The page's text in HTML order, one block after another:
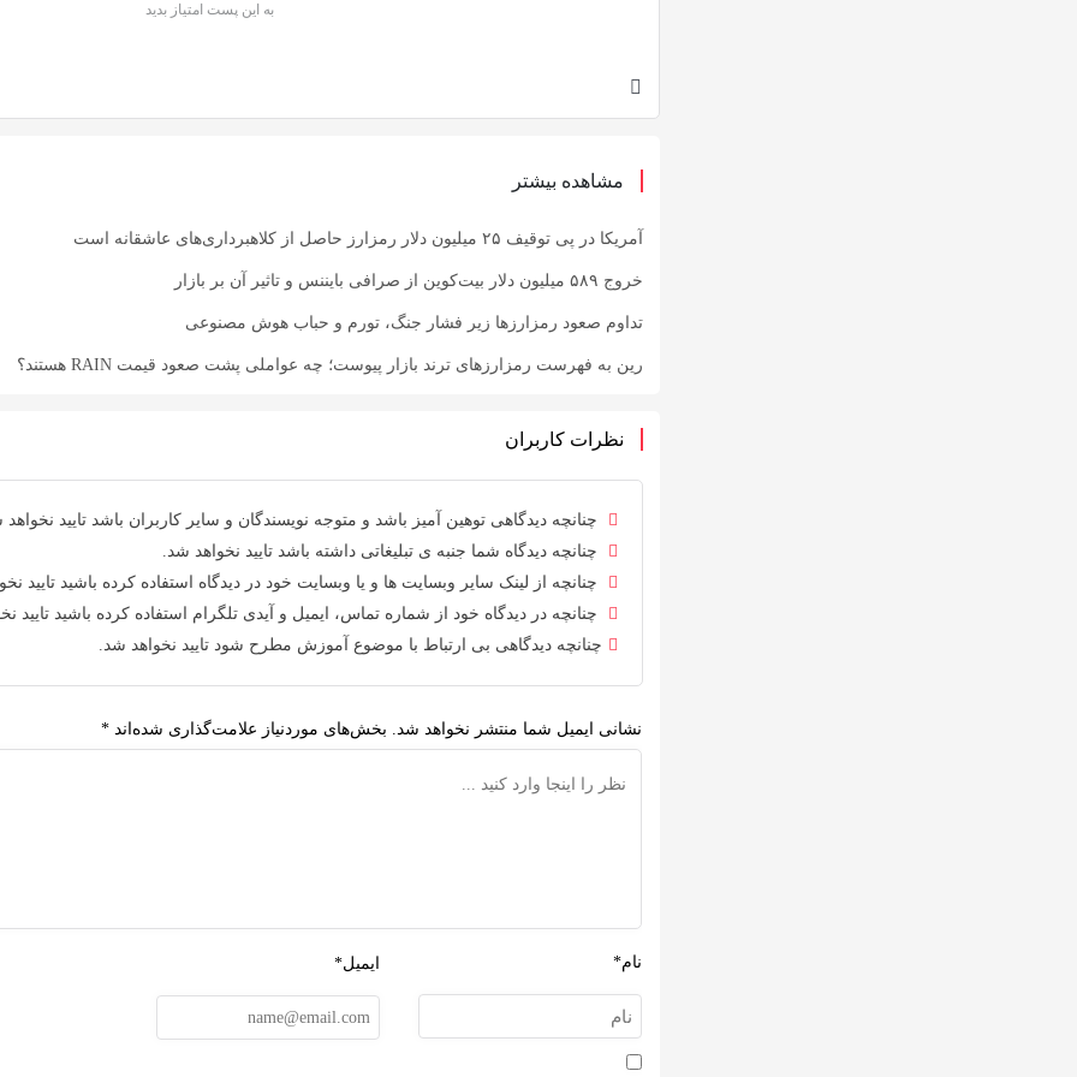
به این پست امتیاز بدید
مشاهده بیشتر
آمریکا در پی توقیف ۲۵ میلیون دلار رمزارز حاصل از کلاهبرداری‌های عاشقانه است
خروج ۵۸۹ میلیون دلار بیت‌کوین از صرافی بایننس و تاثیر آن بر بازار
تداوم صعود رمزارزها زیر فشار جنگ، تورم و حباب هوش مصنوعی
رین به فهرست رمزارزهای ترند بازار پیوست؛ چه عواملی پشت صعود قیمت RAIN هستند؟
نظرات کاربران
چنانچه دیدگاهی توهین آمیز باشد و متوجه نویسندگان و سایر کاربران باشد تایید
چنانچه دیدگاه شما جنبه ی تبلیغاتی داشته باشد تایید نخواهد شد.
چنانچه از لینک سایر وبسایت ها و یا وبسایت خود در دیدگاه استفاده کرده باشید تایید
چنانچه در دیدگاه خود از شماره تماس، ایمیل و آیدی تلگرام استفاده کرده باشید تایید
چنانچه دیدگاهی بی ارتباط با موضوع آموزش مطرح شود تایید نخواهد شد.
نشانی ایمیل شما منتشر نخواهد شد. بخش‌های موردنیاز علامت‌گذاری شده‌اند *
نام* ایمیل*